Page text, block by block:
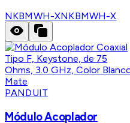
NKBMWH-XNKBMWH-X
PANDUIT
Módulo Acoplador